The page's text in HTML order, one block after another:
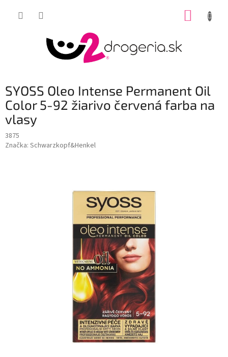
SYOSS Oleo Intense Permanent Oil
Color 5-92 žiarivo červená farba na
vlasy
3875
Značka: Schwarzkopf&Henkel